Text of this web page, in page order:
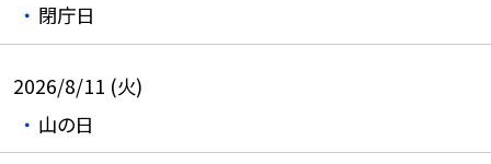
閉庁日
2026/8/11 (火)
山の日